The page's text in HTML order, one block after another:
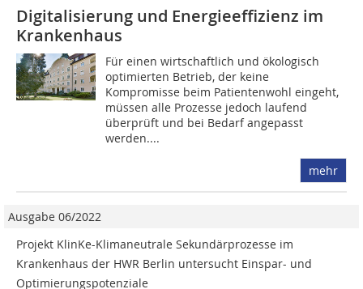
Digitalisierung und Energie­effizienz im
Krankenhaus
Für einen wirtschaftlich und ökologisch
optimierten Betrieb, der keine
Kompromisse beim Patientenwohl eingeht,
müssen alle Prozesse jedoch laufend
überprüft und bei Bedarf angepasst
werden....
mehr
Ausgabe 06/2022
Projekt KlinKe-Klimaneutrale Sekundärprozesse im
Krankenhaus der HWR Berlin untersucht Einspar- und
Optimierungspotenziale